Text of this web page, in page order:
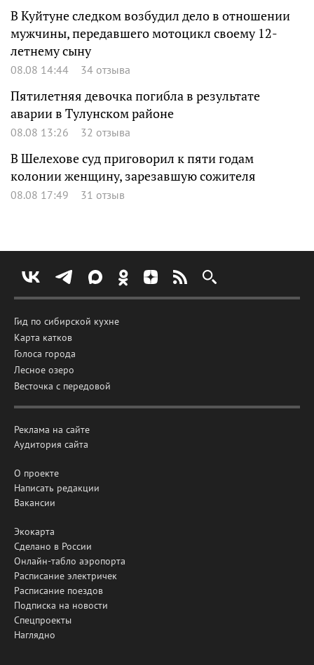
В Куйтуне следком возбудил дело в отношении
мужчины, передавшего мотоцикл своему 12-
летнему сыну
08.08 14:44 34 отзыва
Пятилетняя девочка погибла в результате
аварии в Тулунском районе
08.08 13:26 32 отзыва
В Шелехове суд приговорил к пяти годам
колонии женщину, зарезавшую сожителя
08.08 17:49 31 отзыв
Гид по сибирской кухне
Карта катков
Голоса города
Лесное озеро
Весточка с передовой
Реклама на сайте
Аудитория сайта
О проекте
Написать редакции
Вакансии
Экокарта
Сделано в России
Онлайн-табло аэропорта
Расписание электричек
Расписание поездов
Подписка на новости
Спецпроекты
Наглядно